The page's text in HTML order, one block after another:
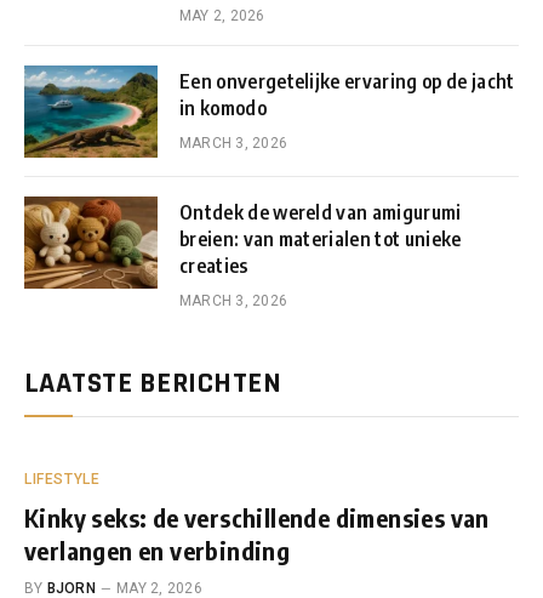
MAY 2, 2026
Een onvergetelijke ervaring op de jacht
in komodo
MARCH 3, 2026
Ontdek de wereld van amigurumi
breien: van materialen tot unieke
creaties
MARCH 3, 2026
LAATSTE BERICHTEN
LIFESTYLE
Kinky seks: de verschillende dimensies van
verlangen en verbinding
BY BJORN MAY 2, 2026